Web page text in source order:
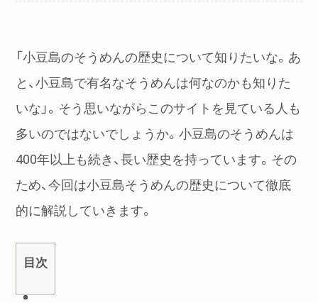
「小豆島のそうめんの歴史について知りたいな。あ
と、小豆島で有名なそうめんは何なのかも知りた
いな」。そう思いながらこのサイトを見ている人も
多いのではないでしょうか。小豆島のそうめんは
400年以上も続き、長い歴史を持っています。その
ため、今回は小豆島そうめんの歴史について徹底
的に解説していきます。
目次